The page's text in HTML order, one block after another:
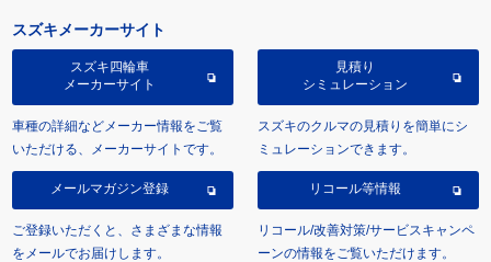
スズキメーカーサイト
スズキ四輪車
メーカーサイト
車種の詳細などメーカー情報をご覧
いただける、メーカーサイトです。
見積り
シミュレーション
スズキのクルマの見積りを簡単にシ
ミュレーションできます。
メールマガジン登録
ご登録いただくと、さまざまな情報
をメールでお届けします。
リコール等情報
リコール/改善対策/サービスキャンペ
ーンの情報をご覧いただけます。